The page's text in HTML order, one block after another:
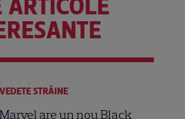
ARTICOLE
VEDETE STRĂINE
Marvel are un nou Black